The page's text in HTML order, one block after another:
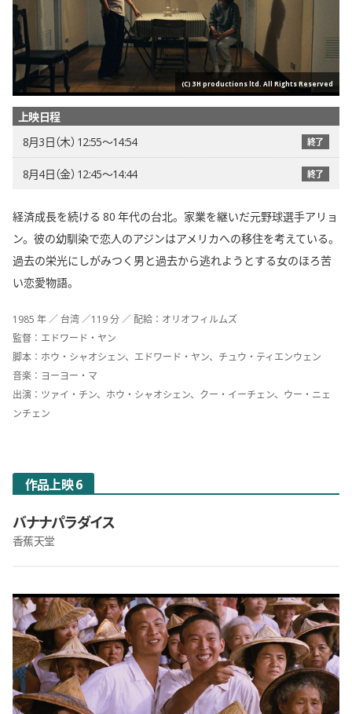
(C) 3H productions ltd. All Rights Reserved
上映日程
8月3日（木） 12:55〜14:54
終了
8月4日（金） 12:45〜14:44 終了
経済成長を続ける 80 年代の台北。家業を継いだ元野球選手アリョ
ン。彼の幼馴染で恋人のアジンはアメリカへの移住を考えている。
過去の栄光にしがみつく男と過去から逃れようとする女のほろ苦
い恋愛物語。
1985 年 ／ 台湾 ／119 分 ／ 配給：オリオフィルムズ
監督：エドワード・ヤン
脚本：ホウ・シャオシェン、エドワード・ヤン、チュウ・ティエンウェン
音楽：ヨーヨー・マ
出演：ツァイ・チン、ホウ・シャオシェン、クー・イーチェン、ウー・ニェ
ンチェン
作品上映 6
バナナパラダイス
香蕉天堂